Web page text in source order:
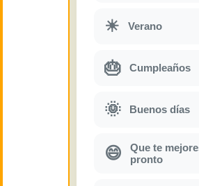
☀ Verano
🎂 Cumpleaños
🌞 Buenos días
😄
Que te
pronto